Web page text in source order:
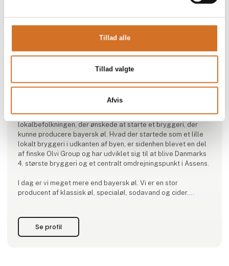
Tillad alle
Tillad valgte
Afvis
A/S Bryggeriet Vestfyen
A/S Bryggeriet Vestfyen blev stiftet i 1885 i Assens af en
bevægelse bestående af 232 personer, primært fra
lokalbefolkningen, der ønskede at starte et bryggeri, der
kunne producere bayersk øl. Hvad der startede som et lille
lokalt bryggeri i udkanten af byen, er sidenhen blevet en del
af finske Olvi Group og har udviklet sig til at blive Danmarks
4. største bryggeri og et centralt omdrejningspunkt i Assens.
I dag er vi meget mere end bayersk øl. Vi er en stor
producent af klassisk øl, specialøl, sodavand og cider.
Vestfyn.
Se profil